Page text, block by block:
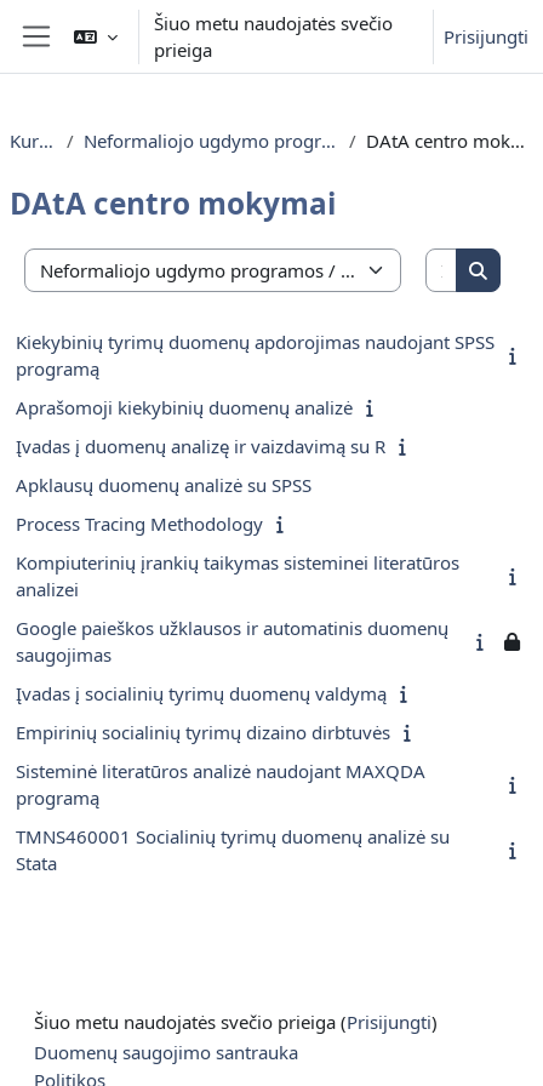
Pereiti į pagrindinį turinį
Šoninis skydelis
Šiuo metu naudojatės svečio
prieiga
Prisijungti
Kursai Neformaliojo ugdymo programos DAtA centro mokymai
DAtA centro mokymai
Kursų kategorijos
Ieškoti
Ieškoti
Kiekybinių tyrimų duomenų apdorojimas naudojant SPSS
programą
Aprašomoji kiekybinių duomenų analizė
Įvadas į duomenų analizę ir vaizdavimą su R
Apklausų duomenų analizė su SPSS
Process Tracing Methodology
Kompiuterinių įrankių taikymas sisteminei literatūros
analizei
Google paieškos užklausos ir automatinis duomenų
saugojimas
Įvadas į socialinių tyrimų duomenų valdymą
Empirinių socialinių tyrimų dizaino dirbtuvės
Sisteminė literatūros analizė naudojant MAXQDA
programą
TMNS460001 Socialinių tyrimų duomenų analizė su
Stata
Šiuo metu naudojatės svečio prieiga (Prisijungti)
Duomenų saugojimo santrauka
Politikos